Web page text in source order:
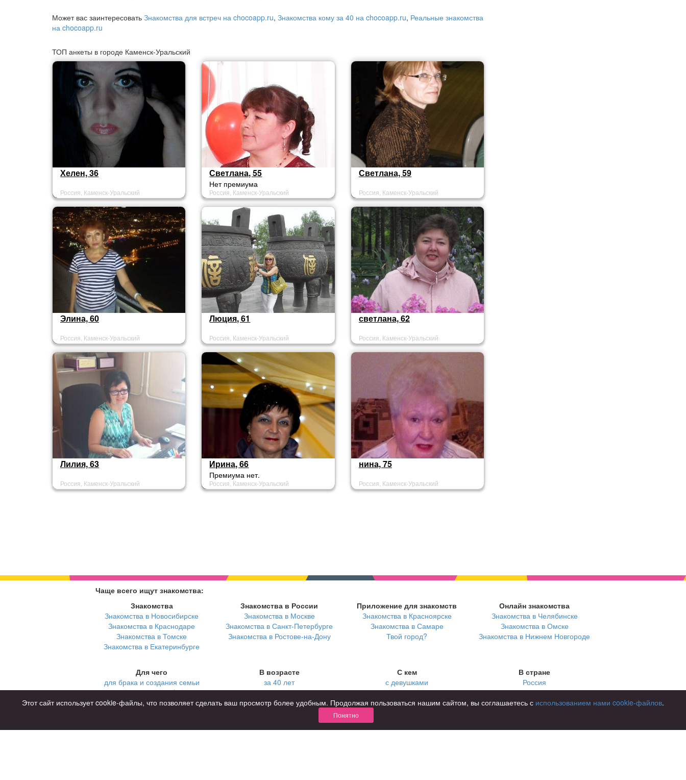
Может вас заинтересовать Знакомства для встреч на chocoapp.ru, Знакомства кому за 40 на chocoapp.ru, Реальные знакомства
на chocoapp.ru
ТОП анкеты в городе Каменск-Уральский
Хелен, 36
Россия, Каменск-Уральский
Светлана, 55
Нет премиума
Россия, Каменск-Уральский
Светлана, 59
Россия, Каменск-Уральский
Элина, 60
Россия, Каменск-Уральский
Люция, 61
Россия, Каменск-Уральский
светлана, 62
Россия, Каменск-Уральский
Лилия, 63
Россия, Каменск-Уральский
Ирина, 66
Премиума нет.
Россия, Каменск-Уральский
нина, 75
Россия, Каменск-Уральский
Чаще всего ищут знакомства:
Знакомства
Знакомства в Новосибирске
Знакомства в Краснодаре
Знакомства в Томске
Знакомства в Екатеринбурге
Знакомства в России
Знакомства в Москве
Знакомства в Санкт-Петербурге
Знакомства в Ростове-на-Дону
Приложение для знакомств
Знакомства в Красноярске
Знакомства в Самаре
Твой город?
Онлайн знакомства
Знакомства в Челябинске
Знакомства в Омске
Знакомства в Нижнем Новгороде
Для чего
для брака и создания семьи
для любви и с/о
для дружбы
В возрасте
за 40 лет
за 60 лет
для пожилых
С кем
с девушками
с парнями
с фото
В стране
Россия
Этот сайт использует cookie-файлы, что позволяет сделать ваш просмотр более удобным. Продолжая пользоваться нашим сайтом, вы соглашаетесь с использованием нами cookie-файлов.
Понятно